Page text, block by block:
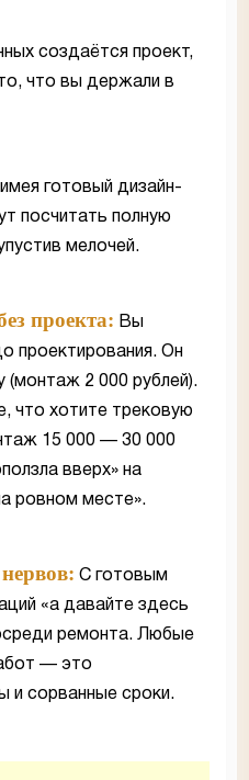
создаётся проект,
что вы держали в
готовый дизайн-
посчитать полную
мелочей.
проекта: Вы
проектирования. Он
(монтаж 2 000 рублей).
что хотите трековую
15 000 — 30 000
вверх» на
ровном месте».
С готовым
«а давайте здесь
ремонта. Любые
— это
и сорванные сроки.